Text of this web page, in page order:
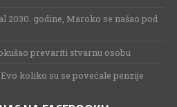
2030. godine, Maroko se našao pod
prevariti stvarnu osobu
koliko su se povećale penzije